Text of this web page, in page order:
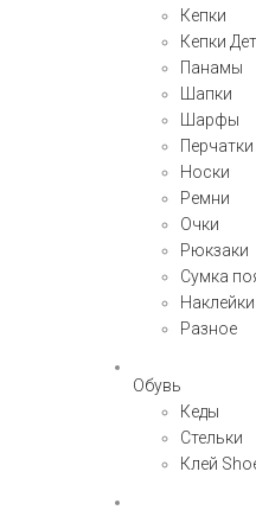
Кепки
Кепки
Панамы
Шапки
Шарфы
Перчатки
Носки
Ремни
Очки
Рюкзаки
Сумка
Разное
Обувь
Кеды
Стельки
Клей